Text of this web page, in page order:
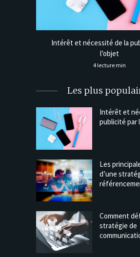
Intérêt et nécessité de la
l’objet
4 lecture min
Les plus
Intérêt et
publicité par
Les
d’une
Comment
stratégie de